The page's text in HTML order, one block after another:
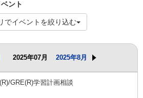
ント
でイベントを絞り込む
2025年07月 2025年8月
GRE(R)学習計画相談